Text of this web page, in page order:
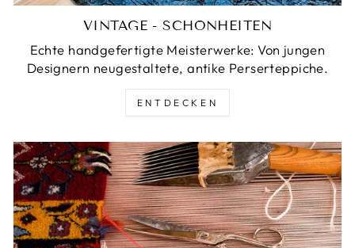
VINTAGE - SCHÖNHEITEN
Echte handgefertigte Meisterwerke: Von jungen
Designern neugestaltete, antike Perserteppiche.
ENTDECKEN